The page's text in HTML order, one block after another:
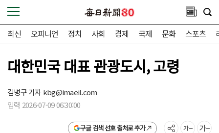
최신 오피니언 정치 사회 경제 국제 문화 스포츠
대한민국 대표 관광도시, 고령
김병구 기자kbg@imaeil.com
입력 2026-07-09 06:30:00
구글 검색 선호 출처로 추가